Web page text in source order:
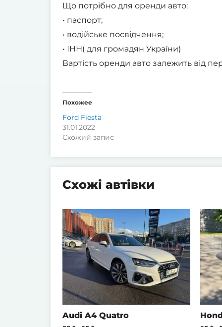
Що потрібно для оренди авто:
• паспорт;
• водійське посвідчення;
• ІНН( для громадян України)
Вартість оренди авто залежить від
Похожее
Ford Fiesta
31.01.2022
Схожий запис
Схожі автівки
Audi A4 Quatro